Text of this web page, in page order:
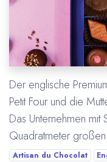
Der englische
Petit Four und die
Das Unternehmen
Quadratmeter
Artisan du Chocolat